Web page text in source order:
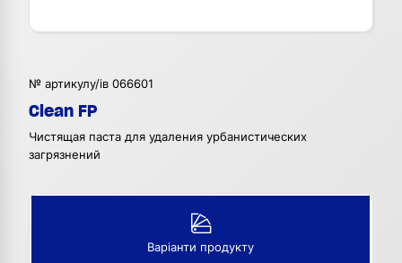
№ артикулу/ів 066601
Clean FP
Чистящая паста для удаления урбанистических
загрязнений
Варіанти продукту